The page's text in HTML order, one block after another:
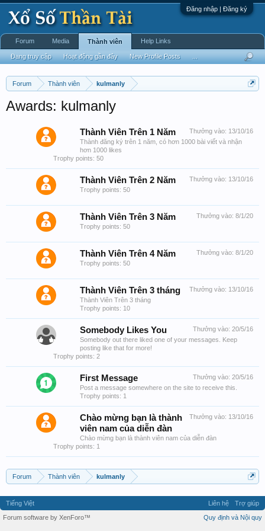
Đăng nhập | Đăng ký
Forum Thành viên kulmanly
Awards: kulmanly
Thưởng vào: 13/10/16
Thành Viên Trên 1 Năm
Thành đăng ký trên 1 năm, có hơn 1000 bài viết và nhận
hơn 1000 likes
Trophy points: 50
Thưởng vào: 13/10/16
Thành Viên Trên 2 Năm
Trophy points: 50
Thưởng vào: 8/1/20
Thành Viên Trên 3 Năm
Trophy points: 50
Thưởng vào: 8/1/20
Thành Viên Trên 4 Năm
Trophy points: 50
Thưởng vào: 13/10/16
Thành Viên Trên 3 tháng
Thành Viên Trên 3 tháng
Trophy points: 10
Thưởng vào: 20/5/16
Somebody Likes You
Somebody out there liked one of your messages. Keep
posting like that for more!
Trophy points: 2
Thưởng vào: 20/5/16
First Message
Post a message somewhere on the site to receive this.
Trophy points: 1
Thưởng vào: 13/10/16
Chào mừng bạn là thành
viên nam của diễn đàn
Chào mừng bạn là thành viên nam của diễn đàn
Trophy points: 1
Forum Thành viên kulmanly
Forum Media Thành viên
Đang truy cập Hoạt động gần đây New Profile Posts
Help Links
Tiếng Việt Liên hệ
Trợ giúp
Quy định và Nội quy
Forum software by XenForo™